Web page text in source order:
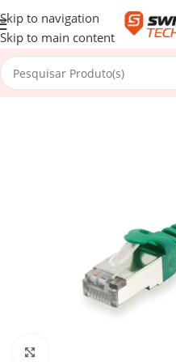
Skip to navigation
Skip to main content
Início/Cabos e Redes/Cabos